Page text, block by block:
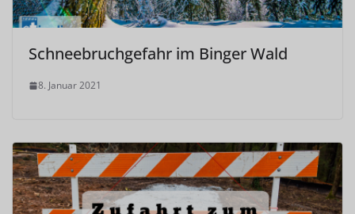
Schneebruchgefahr im Binger Wald
8. Januar 2021